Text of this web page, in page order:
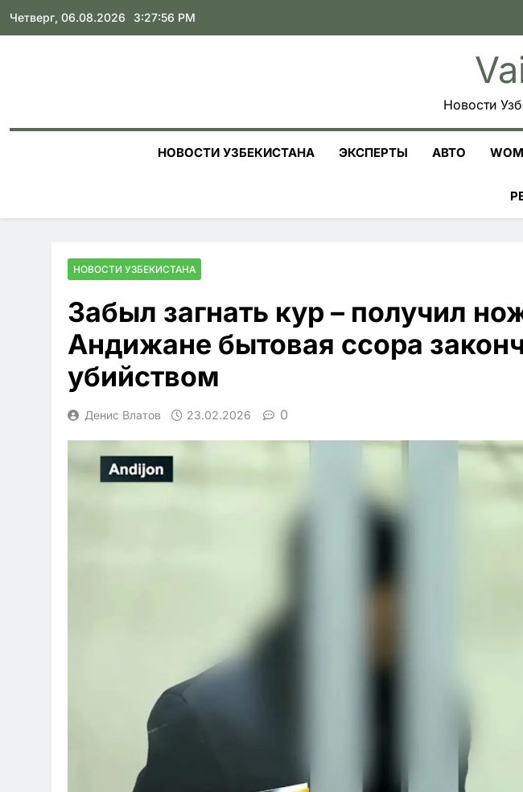
Skip
Четверг, 06.08.2026 3:27:57 PM
Новости
НОВОСТИ УЗБЕКИСТАНА ЭКСПЕРТЫ АВТО
НОВОСТИ УЗБЕКИСТАНА
Забыл загнать кур – получил
Андижане бытовая ссора
убийством
Денис Влатов 23.02.2026 0